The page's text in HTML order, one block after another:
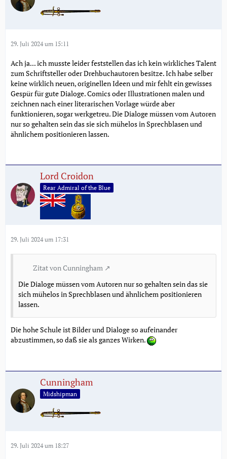
29. Juli 2024 um 15:11
Ach ja... ich musste leider feststellen das ich kein wirkliches Talent
zum Schriftsteller oder Drehbuchautoren besitze. Ich habe selber
keine wirklich neuen, originellen Ideen und mir fehlt ein gewisses
Gespür für gute Dialoge. Comics oder Illustrationen malen und
zeichnen nach einer literarischen Vorlage würde aber
funktionieren, sogar werkgetreu. Die Dialoge müssen vom Autoren
nur so gehalten sein das sie sich mühelos in Sprechblasen und
ähnlichem positionieren lassen.
Lord Croidon
Rear Admiral of the Blue
29. Juli 2024 um 17:31
Zitat von Cunningham
Die Dialoge müssen vom Autoren nur so gehalten sein das sie
sich mühelos in Sprechblasen und ähnlichem positionieren
lassen.
Die hohe Schule ist Bilder und Dialoge so aufeinander
abzustimmen, so daß sie als ganzes Wirken.
Cunningham
Midshipman
29. Juli 2024 um 18:27